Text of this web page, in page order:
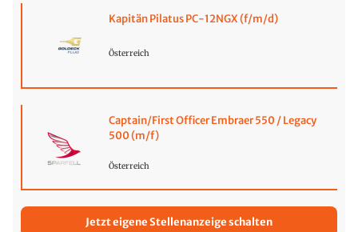
Kapitän Pilatus PC-12NGX (f/m/d)
Österreich
Captain/First Officer Embraer 550 / Legacy
500 (m/f)
Österreich
Jetzt eigene Stellenanzeige schalten